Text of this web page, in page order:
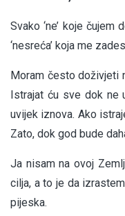
Svako ‘ne’ koje čujem
‘nesreća’ koja me
Moram često doživjeti
Istrajat ću sve dok ne
uvijek iznova. Ako
Zato, dok god bude
Ja nisam na ovoj
cilja, a to je da
pijeska.